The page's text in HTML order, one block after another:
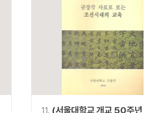
11. (서울대학교 개교 50주년